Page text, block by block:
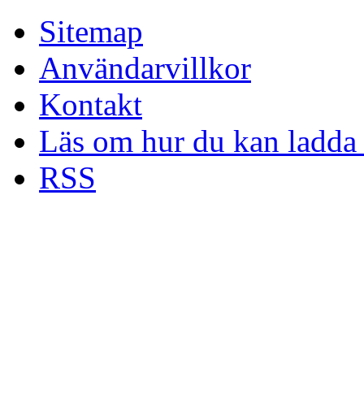
Sitemap
Användarvillkor
Kontakt
Läs om hur du kan
RSS